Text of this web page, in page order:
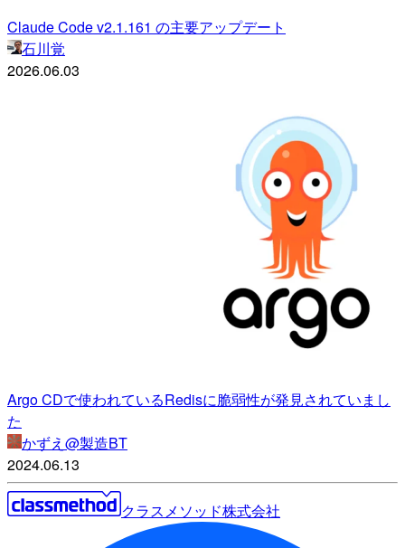
Claude Code v2.1.161 の主要アップデート
石川覚
2026.06.03
Argo CDで使われているRedisに脆弱性が発見されていまし
た
かずえ@製造BT
2024.06.13
クラスメソッド株式会社